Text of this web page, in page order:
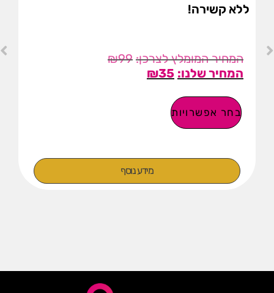
ללא קשירה!
₪99
₪35
בחר אפשרויות
מידע נוסף